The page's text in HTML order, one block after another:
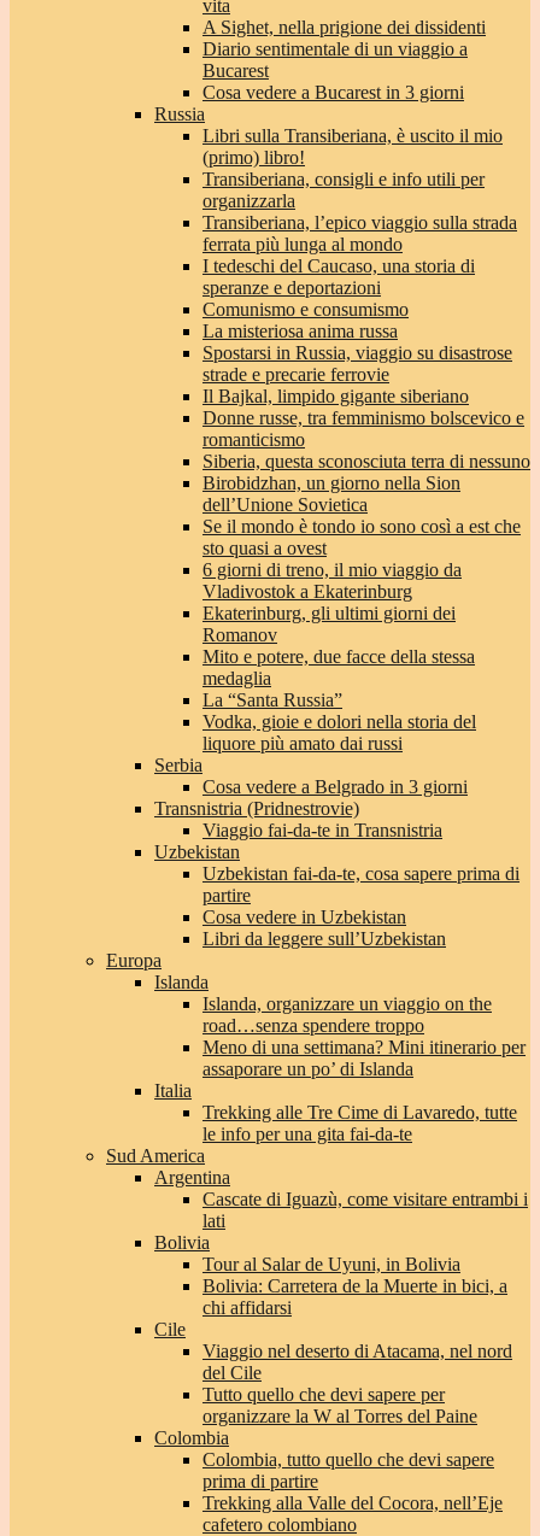
vita
A Sighet, nella prigione dei dissidenti
Diario sentimentale di un viaggio a
Bucarest
Cosa vedere a Bucarest in 3 giorni
Russia
Libri sulla Transiberiana, è uscito il mio
(primo) libro!
Transiberiana, consigli e info utili per
organizzarla
Transiberiana, l’epico viaggio sulla strada
ferrata più lunga al mondo
I tedeschi del Caucaso, una storia di
speranze e deportazioni
Comunismo e consumismo
La misteriosa anima russa
Spostarsi in Russia, viaggio su disastrose
strade e precarie ferrovie
Il Bajkal, limpido gigante siberiano
Donne russe, tra femminismo bolscevico e
romanticismo
Siberia, questa sconosciuta terra di nessuno
Birobidzhan, un giorno nella Sion
dell’Unione Sovietica
Se il mondo è tondo io sono così a est che
sto quasi a ovest
6 giorni di treno, il mio viaggio da
Vladivostok a Ekaterinburg
Ekaterinburg, gli ultimi giorni dei
Romanov
Mito e potere, due facce della stessa
medaglia
La “Santa Russia”
Vodka, gioie e dolori nella storia del
liquore più amato dai russi
Serbia
Cosa vedere a Belgrado in 3 giorni
Transnistria (Pridnestrovie)
Viaggio fai-da-te in Transnistria
Uzbekistan
Uzbekistan fai-da-te, cosa sapere prima di
partire
Cosa vedere in Uzbekistan
Libri da leggere sull’Uzbekistan
Europa
Islanda
Islanda, organizzare un viaggio on the
road…senza spendere troppo
Meno di una settimana? Mini itinerario per
assaporare un po’ di Islanda
Italia
Trekking alle Tre Cime di Lavaredo, tutte
le info per una gita fai-da-te
Sud America
Argentina
Cascate di Iguazù, come visitare entrambi i
lati
Bolivia
Tour al Salar de Uyuni, in Bolivia
Bolivia: Carretera de la Muerte in bici, a
chi affidarsi
Cile
Viaggio nel deserto di Atacama, nel nord
del Cile
Tutto quello che devi sapere per
organizzare la W al Torres del Paine
Colombia
Colombia, tutto quello che devi sapere
prima di partire
Trekking alla Valle del Cocora, nell’Eje
cafetero colombiano